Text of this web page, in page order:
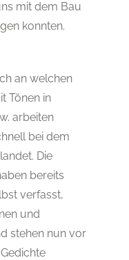
mit dem Bau
konnten.
an welchen
Tönen in
arbeiten
bei dem
Die
bereits
verfasst,
und
stehen nun vor